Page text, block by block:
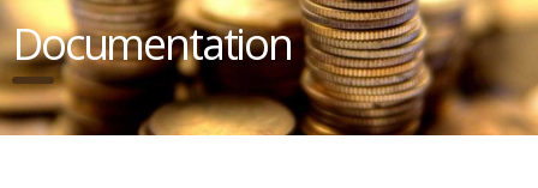
Documentation